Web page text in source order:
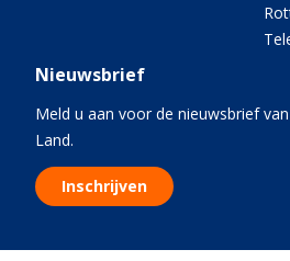
Nieuwsbrief
Meld u aan voor de nieuwsbrief
Land.
Inschrijven